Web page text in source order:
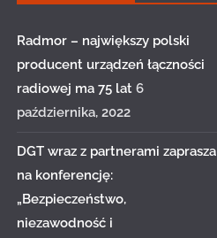
Radmor – największy polski
producent urządzeń łączności
radiowej ma 75 lat 6
października, 2022
DGT wraz z partnerami zaprasza
na konferencję:
„Bezpieczeństwo,
niezawodność i